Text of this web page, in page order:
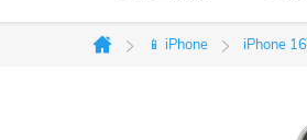
Domů
📱 iPhone iPhone